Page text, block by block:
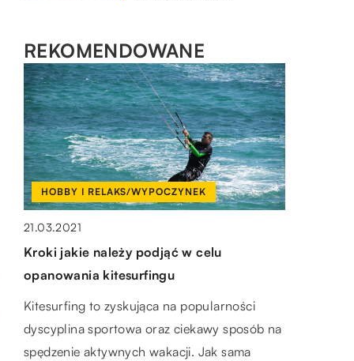
REKOMENDOWANE
10.11.2021
Znaki poziome – co oznaczają i jak
pomagają kierowcom?
Poziome znaki drogowe, podobnie jak
pionowe, są równie istotne dla kierowców i
HOBBY I RELAKS/WYPOCZYNEK
21.03.2021
Kroki jakie należy podjąć w celu
opanowania kitesurfingu
Kitesurfing to zyskująca na popularności
dyscyplina sportowa oraz ciekawy sposób na
spędzenie aktywnych wakacji. Jak sama
03.10.2022
Czy kamienie ogrodowe są dobrym
pomysłem do dekoracji?
Kamienie ogrodowe mogą dodać
wyjątkowego akcentu elegancji do Twojego